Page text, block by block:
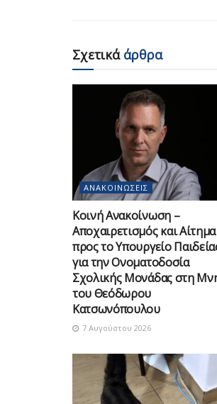
Σχετικάάρθρα
ΑΝΑΚΟΙΝΏΣΕΙΣ
Κοινή Ανακοίνωση –
Αποχαιρετισμός και Αίτημα
προς το Υπουργείο
για την Ονοματοδοσία
Σχολικής Μονάδας στη
του Θεόδωρου
Κατσωνόπουλου
7 Αυγούστου 2026